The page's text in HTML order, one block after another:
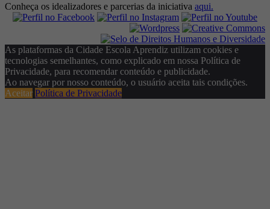
Conheça os idealizadores e parcerias da iniciativa aqui.
As plataformas da Cidade Escola Aprendiz utilizam cookies e
tecnologias semelhantes, como explicado em nossa Política de
Privacidade, para recomendar conteúdo e publicidade.
Ao navegar por nosso conteúdo, o usuário aceita tais condições.
Aceitar Política de Privacidade